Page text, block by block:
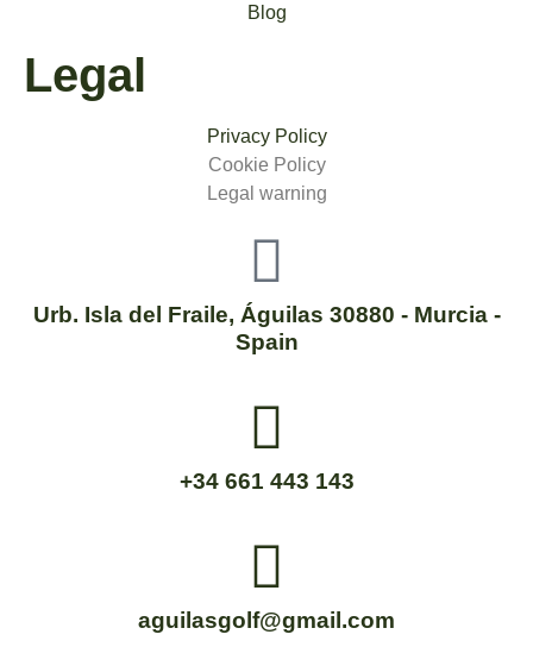
Blog
Legal
Privacy Policy
Cookie Policy
Legal warning
Urb. Isla del Fraile, Águilas 30880 - Murcia -
Spain
+34 661 443 143
aguilasgolf@gmail.com